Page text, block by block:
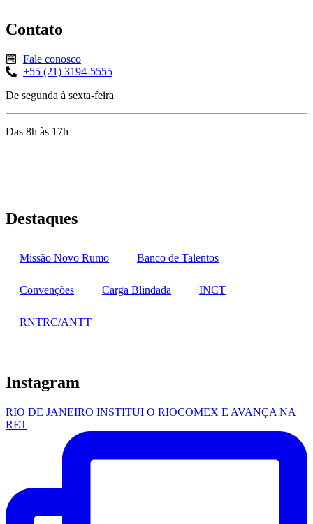
Contato
Fale conosco
+55 (21) 3194-5555
De segunda à sexta-feira
Das 8h às 17h
Destaques
Missão Novo Rumo Banco de Talentos
Convenções Carga Blindada INCT
RNTRC/ANTT
Instagram
RIO DE JANEIRO INSTITUI O RIOCOMEX E AVANÇA NA
RET